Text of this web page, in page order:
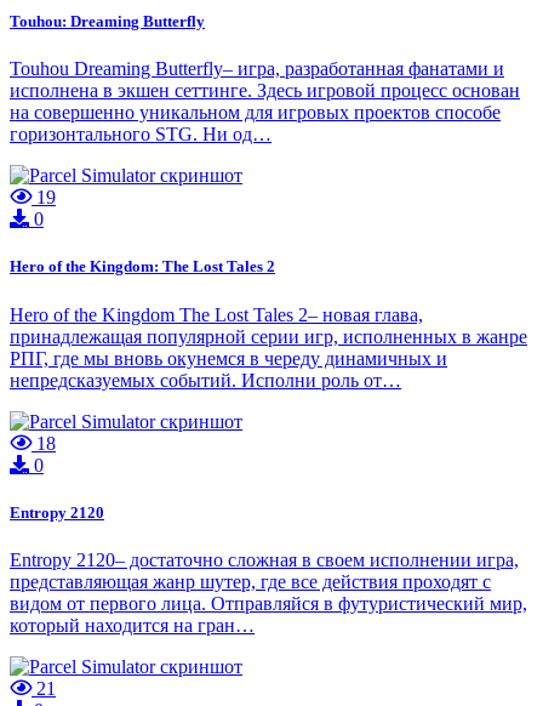
Touhou: Dreaming Butterfly
Touhou Dreaming Butterfly– игра, разработанная фанатами и
исполнена в экшен сеттинге. Здесь игровой процесс основан
на совершенно уникальном для игровых проектов способе
горизонтального STG. Ни од…
19
0
Hero of the Kingdom: The Lost Tales 2
Hero of the Kingdom The Lost Tales 2– новая глава,
принадлежащая популярной серии игр, исполненных в жанре
РПГ, где мы вновь окунемся в череду динамичных и
непредсказуемых событий. Исполни роль от…
18
0
Entropy 2120
Entropy 2120– достаточно сложная в своем исполнении игра,
представляющая жанр шутер, где все действия проходят с
видом от первого лица. Отправляйся в футуристический мир,
который находится на гран…
21